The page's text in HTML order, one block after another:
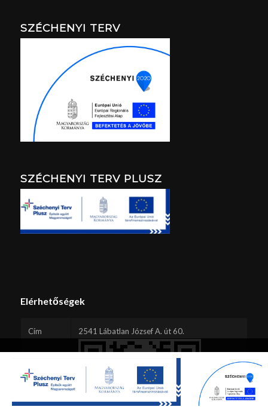
SZÉCHENYI TERV
SZÉCHENYI TERV PLUSZ
Elérhetőségek
Cím 2541 Lábatlan József A. út 60.
Ez a webhely sütiket használ. A webhely böngészésének folytatásával
Ön elfogadja a sütik használatát.
Rendben Beállítások